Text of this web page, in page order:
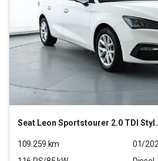
Seat Leon Sportstourer 2.0 TDI Style (EURO 6d)
109.259 km
01/